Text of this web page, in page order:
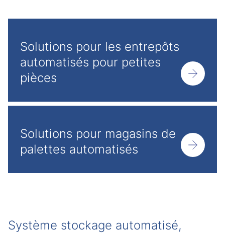
Solutions pour les entrepôts
automatisés pour petites
pièces
Solutions pour magasins de
palettes automatisés
Système stockage automatisé,